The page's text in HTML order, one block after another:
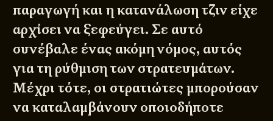
παραγωγή και η κατανάλωση τζιν είχε
αρχίσει να ξεφεύγει. Σε αυτό
συνέβαλε ένας ακόμη νόμος, αυτός
για τη ρύθμιση των στρατευμάτων.
Μέχρι τότε, οι στρατιώτες μπορούσαν
να καταλαμβάνουν οποιοδήποτε